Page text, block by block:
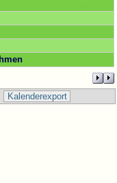
Kalenderexport